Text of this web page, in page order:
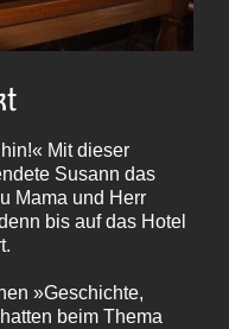
Mit dieser
Susann das
Mama und Herr
bis auf das Hotel
»Geschichte,
beim Thema